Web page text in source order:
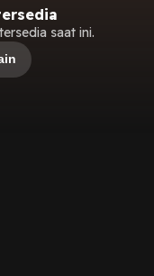
saat ini.